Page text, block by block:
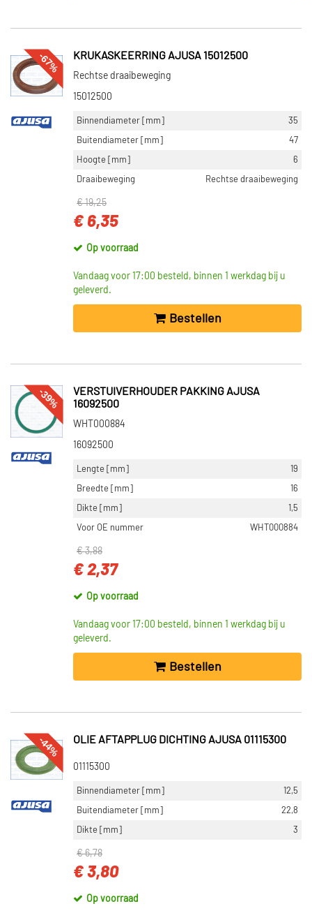
-67% KRUKASKEERRING AJUSA 15012500
Rechtse draaibeweging
15012500
Binnendiameter [mm]
35
Buitendiameter [mm]
47
Hoogte [mm]
6
Draaibeweging
Rechtse draaibeweging
€ 19,25
€ 6,35
Op voorraad
Vandaag voor 17:00 besteld, binnen 1 werkdag bij u
geleverd.
Bestellen
-39%
VERSTUIVERHOUDER PAKKING AJUSA
16092500
WHT000884
16092500
Lengte [mm]
19
Breedte [mm]
16
Dikte [mm]
1,5
Voor OE nummer
WHT000884
€ 3,88
€ 2,37
Op voorraad
Vandaag voor 17:00 besteld, binnen 1 werkdag bij u
geleverd.
Bestellen
-44% OLIE AFTAPPLUG DICHTING AJUSA 01115300
01115300
Binnendiameter [mm]
12,5
Buitendiameter [mm]
22,8
Dikte [mm]
3
€ 6,78
€ 3,80
Op voorraad